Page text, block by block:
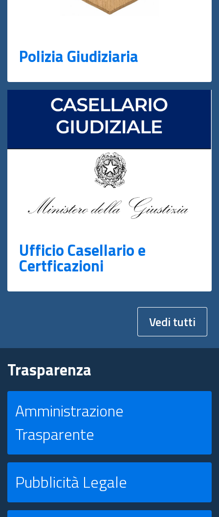
Polizia Giudiziaria
Ufficio Casellario e
Certficazioni
Vedi tutti
Trasparenza
Amministrazione
Trasparente
Pubblicità Legale